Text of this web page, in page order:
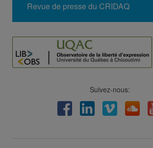
Revue de presse du CRIDAQ
Suivez-nous:
FacebookLinkedInViméo